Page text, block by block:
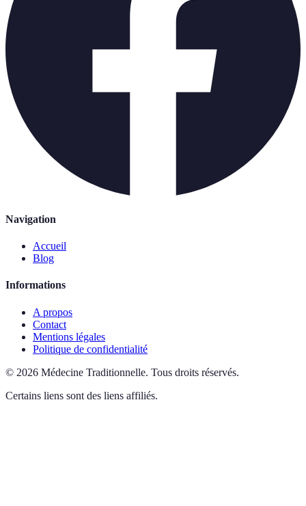
Navigation
Accueil
Blog
Informations
A propos
Contact
Mentions légales
Politique de confidentialité
© 2026 Médecine Traditionnelle. Tous droits réservés.
Certains liens sont des liens affiliés.